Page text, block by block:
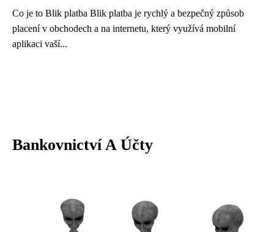
Co je to Blik platba Blik platba je rychlý a bezpečný způsob
placení v obchodech a na internetu, který využívá mobilní
aplikaci vaší...
Bankovnictví A Účty